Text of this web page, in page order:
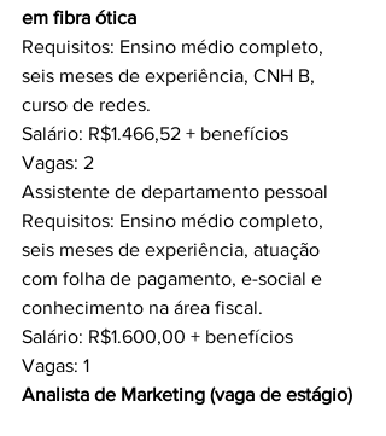
em fibra ótica
Requisitos: Ensino médio completo,
seis meses de experiência, CNH B,
curso de redes.
Salário: R$1.466,52 + benefícios
Vagas: 2
Assistente de departamento pessoal
Requisitos: Ensino médio completo,
seis meses de experiência, atuação
com folha de pagamento, e-social e
conhecimento na área fiscal.
Salário: R$1.600,00 + benefícios
Vagas: 1
Analista de Marketing (vaga de estágio)